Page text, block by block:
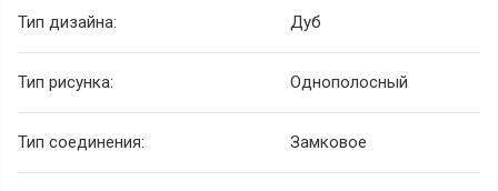
Тип дизайна: Дуб
Тип рисунка: Однополосный
Тип соединения: Замковое